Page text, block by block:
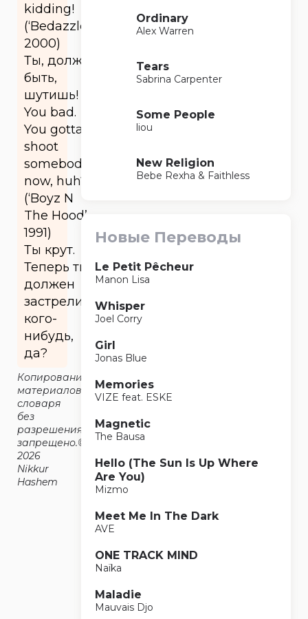
kidding!
(‘Bedazzled’
2000)
Ты, должно
быть,
шутишь!
You bad.
You gotta
shoot
somebody
now, huh?
(‘Boyz N
The Hood’
1991)
Ты крут.
Теперь ты
должен
застрелить
кого-
нибудь,
да?
Копирование
материалов
словаря
без
разрешения
запрещено.©2014-
2026
Nikkur
Hashem
Ordinary
Alex Warren
Tears
Sabrina Carpenter
Some People
liou
New Religion
Bebe Rexha & Faithless
Новые Переводы
Le Petit Pêcheur
Manon Lisa
Whisper
Joel Corry
Girl
Jonas Blue
Memories
VIZE feat. ESKE
Magnetic
The Bausa
Hello (The Sun Is Up Where
Are You)
Mizmo
Meet Me In The Dark
AVE
ONE TRACK MIND
Naïka
Maladie
Mauvais Djo